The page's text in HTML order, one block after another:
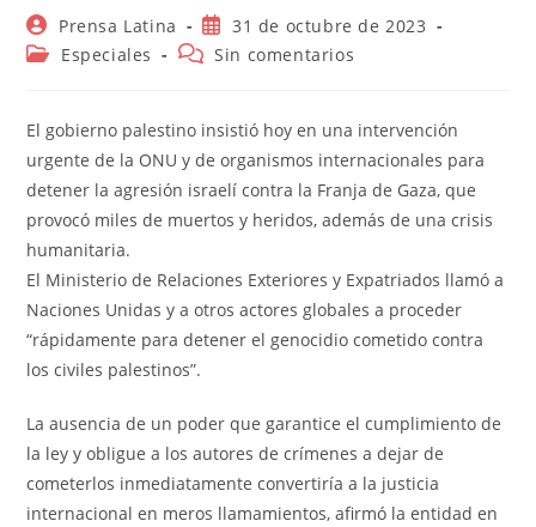
Autor
de
Prensa Latina
Publicación
de
la
31 de octubre de 2023
Categoría
entrada:
Especiales
Comentarios
entrada:
Sin comentarios
El gobierno palestino insistió hoy en una intervención
urgente de la ONU y de organismos internacionales para
detener la agresión israelí contra la Franja de Gaza, que
provocó miles de muertos y heridos, además de una crisis
humanitaria.
El Ministerio de Relaciones Exteriores y Expatriados llamó a
Naciones Unidas y a otros actores globales a proceder
“rápidamente para detener el genocidio cometido contra
los civiles palestinos”.
La ausencia de un poder que garantice el cumplimiento de
la ley y obligue a los autores de crímenes a dejar de
cometerlos inmediatamente convertiría a la justicia
internacional en meros llamamientos, afirmó la entidad en